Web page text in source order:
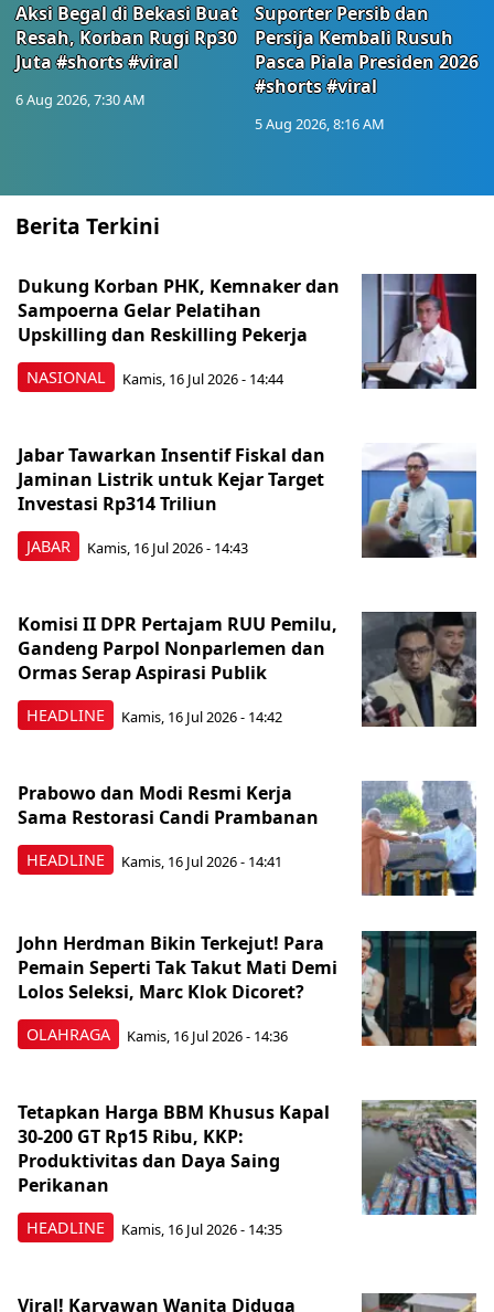
Aksi Begal di Bekasi Buat
Resah, Korban Rugi Rp30
Juta #shorts #viral
6 Aug 2026, 7:30 AM
Suporter Persib dan
Persija Kembali Rusuh
Pasca Piala Presiden 2026
#shorts #viral
5 Aug 2026, 8:16 AM
Berita Terkini
NASIONAL
Dukung Korban PHK, Kemnaker dan
Sampoerna Gelar Pelatihan
Upskilling dan Reskilling Pekerja
Kamis, 16 Jul 2026 - 14:44
JABAR
Jabar Tawarkan Insentif Fiskal dan
Jaminan Listrik untuk Kejar Target
Investasi Rp314 Triliun
Kamis, 16 Jul 2026 - 14:43
HEADLINE
Komisi II DPR Pertajam RUU Pemilu,
Gandeng Parpol Nonparlemen dan
Ormas Serap Aspirasi Publik
Kamis, 16 Jul 2026 - 14:42
HEADLINE
Prabowo dan Modi Resmi Kerja
Sama Restorasi Candi Prambanan
Kamis, 16 Jul 2026 - 14:41
OLAHRAGA
John Herdman Bikin Terkejut! Para
Pemain Seperti Tak Takut Mati Demi
Lolos Seleksi, Marc Klok Dicoret?
Kamis, 16 Jul 2026 - 14:36
HEADLINE
Tetapkan Harga BBM Khusus Kapal
30-200 GT Rp15 Ribu, KKP:
Produktivitas dan Daya Saing
Perikanan
Kamis, 16 Jul 2026 - 14:35
Viral! Karyawan Wanita Diduga